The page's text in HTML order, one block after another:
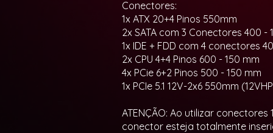
Conectores:
1x ATX 20+4 Pinos 550mm
2x SATA com 3 Conectores 400 -
1x IDE + FDD com 4 conectores
2x CPU 4+4 Pinos 600 - 150 mm
4x PCie 6+2 Pinos 500 - 150 mm
1x PCIe 5.1 12V-2x6 550mm
ATENÇÃO: Ao utilizar
conector esteja totalmente